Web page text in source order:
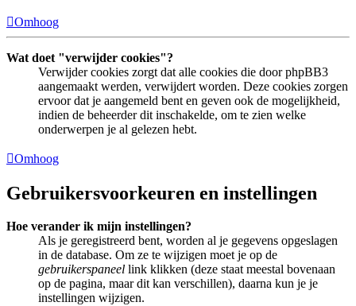
Omhoog
Wat doet "verwijder cookies"?
Verwijder cookies zorgt dat alle cookies die door phpBB3
aangemaakt werden, verwijdert worden. Deze cookies zorgen
ervoor dat je aangemeld bent en geven ook de mogelijkheid,
indien de beheerder dit inschakelde, om te zien welke
onderwerpen je al gelezen hebt.
Omhoog
Gebruikersvoorkeuren en instellingen
Hoe verander ik mijn instellingen?
Als je geregistreerd bent, worden al je gegevens opgeslagen
in de database. Om ze te wijzigen moet je op de
gebruikerspaneel link klikken (deze staat meestal bovenaan
op de pagina, maar dit kan verschillen), daarna kun je je
instellingen wijzigen.